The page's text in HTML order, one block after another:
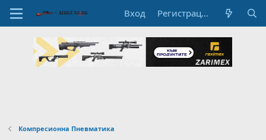
Вход Регистрация
Компресионна Пневматика